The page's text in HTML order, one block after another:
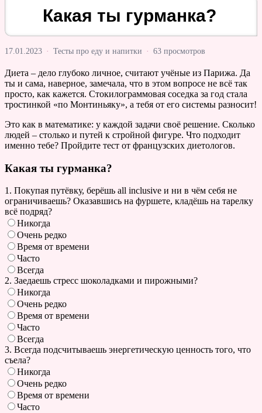
Какая ты гурманка?
17.01.2023 · Тесты про еду и напитки · 63 просмотров
Диета – дело глубоко личное, считают учёные из Парижа. Да
ты и сама, наверное, замечала, что в этом вопросе не всё так
просто, как кажется. Стокилограммовая соседка за год стала
тростинкой «по Монтиньяку», а тебя от его системы разносит!
Это как в математике: у каждой задачи своё решение. Сколько
людей – столько и путей к стройной фигуре. Что подходит
именно тебе? Пройдите тест от французских диетологов.
Какая ты гурманка?
1. Покупая путёвку, берёшь all inclusive и ни в чём себя не
ограничиваешь? Оказавшись на фуршете, кладёшь на тарелку
всё подряд?
Никогда
Очень редко
Время от времени
Часто
Всегда
2. Заедаешь стресс шоколадками и пирожными?
Никогда
Очень редко
Время от времени
Часто
Всегда
3. Всегда подсчитываешь энергетическую ценность того, что
съела?
Никогда
Очень редко
Время от времени
Часто